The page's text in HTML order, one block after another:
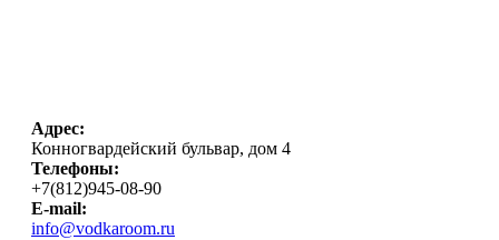
Адрес:
Конногвардейский бульвар, дом 4
Телефоны:
+7(812)945-08-90
E-mail:
info@vodkaroom.ru